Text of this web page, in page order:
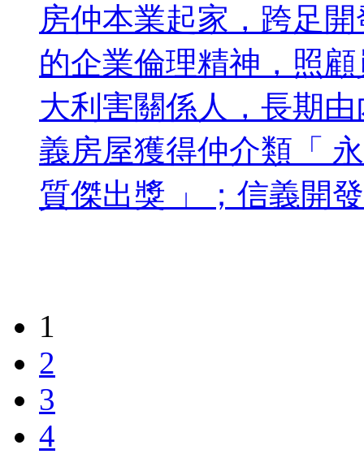
房仲本業起家，跨足
的企業倫理精神，照
大利害關係人，長期
義房屋獲得仲介類「
質傑出獎 」；信義開
1
2
3
4